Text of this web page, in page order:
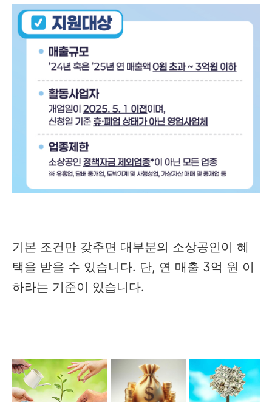
기본 조건만 갖추면 대부분의 소상공인이 혜
택을 받을 수 있습니다. 단, 연 매출 3억 원 이
하라는 기준이 있습니다.